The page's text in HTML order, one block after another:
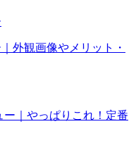
外観画像やメリット・
｜やっぱりこれ！定番